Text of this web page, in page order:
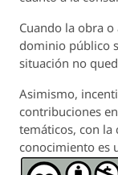
Cuando la obra
dominio público
situación no
Asimismo,
contribuciones
temáticos, con la
conocimiento es